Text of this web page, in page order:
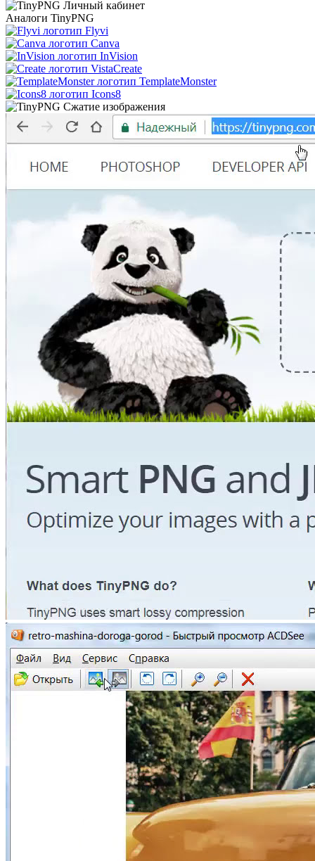
Аналоги TinyPNG
Flyvi
Canva
InVision
VistaCreate
TemplateMonster
Icons8